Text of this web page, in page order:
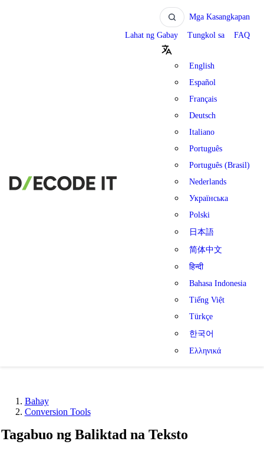
Mga Kasangkapan
Lahat ng Gabay Tungkol sa FAQ
English
Español
Français
Deutsch
Italiano
Português
Português (Brasil)
Nederlands
Українська
Polski
日本語
简体中文
हिन्दी
Bahasa Indonesia
Tiếng Việt
Türkçe
한국어
Ελληνικά
Bahay
Conversion Tools
Tagabuo ng Baliktad na Teksto